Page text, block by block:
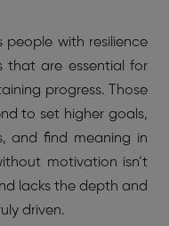
people with resilience
that are essential for
progress. Those
to set higher goals,
and find meaning in
motivation isn’t
lacks the depth and
driven.